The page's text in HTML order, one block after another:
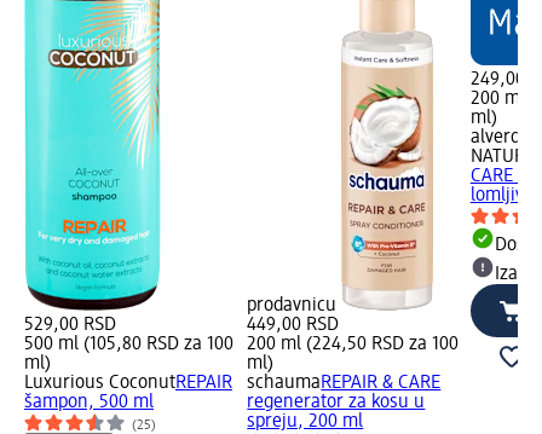
529,00 RSD
500 ml (105,80 RSD za 100
ml)
Luxurious CoconutREPAIR
šampon, 500 ml
(25)
prodavnicu
449,00 RSD
200 ml (224,50 RSD za 100
ml)
schaumaREPAIR & CARE
regenerator za kosu u
spreju, 200 ml
249,00
200 ml
ml)
alverde
CARE
lomljivu